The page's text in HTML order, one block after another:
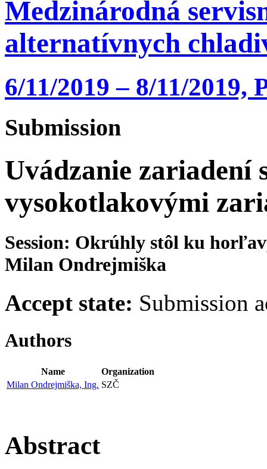
Medzinárodná
alternatívnych
6/11/2019 – 8/11/2019,
Submission
Uvádzanie zariadení
vysokotlakovými
Session: Okrúhly stôl ku
Milan Ondrejmiška
Accept state: Submission
Authors
Name
Organization
Milan Ondrejmiška, Ing. SZČ
Abstract